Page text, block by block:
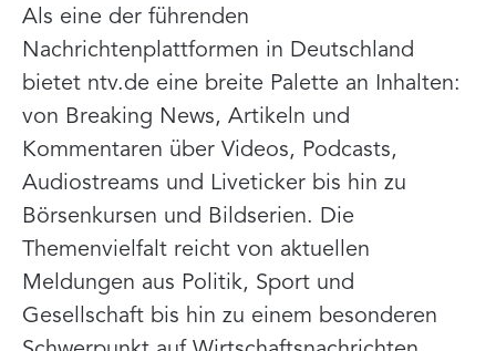
Als eine der führenden
Nachrichtenplattformen in Deutschland
bietet ntv.de eine breite Palette an Inhalten:
von Breaking News, Artikeln und
Kommentaren über Videos, Podcasts,
Audiostreams und Liveticker bis hin zu
Börsenkursen und Bildserien. Die
Themenvielfalt reicht von aktuellen
Meldungen aus Politik, Sport und
Gesellschaft bis hin zu einem besonderen